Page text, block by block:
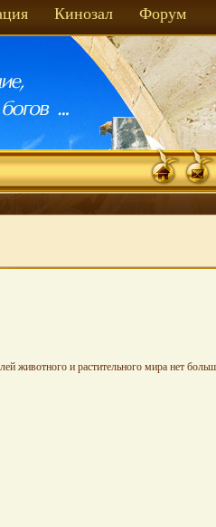
Кинозал Форум
животного и растительного мира нет